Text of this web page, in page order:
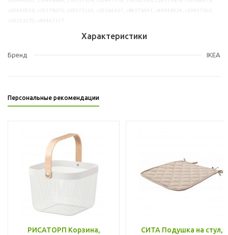
Характеристики
Бренд IKEA
Персональные рекомендации
РИСАТОРП Корзина,
СИТА Подушка на стул,